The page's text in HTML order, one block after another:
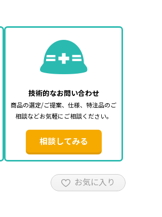
技術的なお問い合わせ
商品の選定/ご提案、仕様、特注品のご
相談などお気軽にご相談ください。
相談してみる
お気に入り